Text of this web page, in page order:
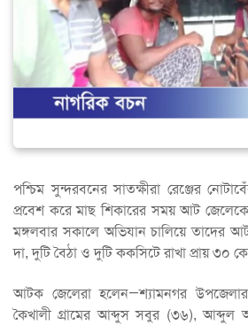
পশ্চিম সুন্দরবনের সাতক্ষীরা রেঞ্জের
প্রবেশ করে মাছ শিকারের সময় আট
মঙ্গলবার সকালে অভিযান চালিয়ে তাদের
দা, দুটি বৈঠা ও দুটি ককসিটে রাখা প্রায় ৩০
আটক জেলেরা হলেন—শ্যামনগর উপজেলার
কৈখালী গ্রামের আব্দুস সবুর (৩৬),